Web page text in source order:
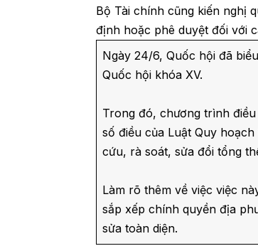
Bộ Tài chính cũng kiến nghị
định hoặc phê duyệt đối với
Ngày 24/6, Quốc hội đã
Quốc hội khóa XV.
Trong đó, chương trình
số điều của Luật Quy
cứu, rà soát, sửa đổi tổng
Làm rõ thêm về việc việc
sắp xếp chính quyền địa
sửa toàn diện.